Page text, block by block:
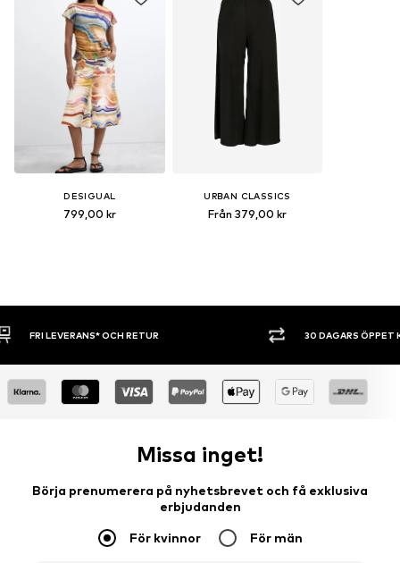
DESIGUAL
799,00 kr
URBAN CLASSICS
Från 379,00 kr
30 DAGARS ÖPPET KÖP SHOPPA NU.
Missa inget!
Börja prenumerera på nyhetsbrevet och få exklusiva
erbjudanden
För kvinnor För män